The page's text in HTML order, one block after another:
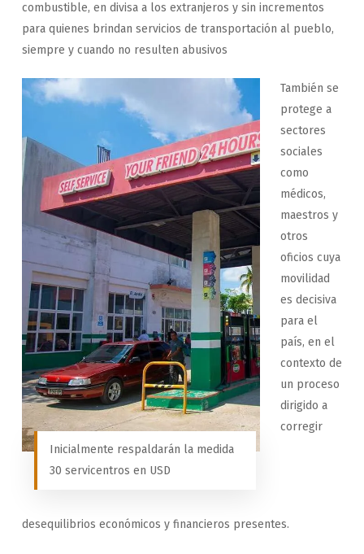
combustible, en divisa a los extranjeros y sin incrementos
para quienes brindan servicios de transportación al pueblo,
siempre y cuando no resulten abusivos
Inicialmente respaldarán la medida
30 servicentros en USD
También se
protege a
sectores
sociales
como
médicos,
maestros y
otros
oficios cuya
movilidad
es decisiva
para el
país, en el
contexto de
un proceso
dirigido a
corregir
desequilibrios económicos y financieros presentes.